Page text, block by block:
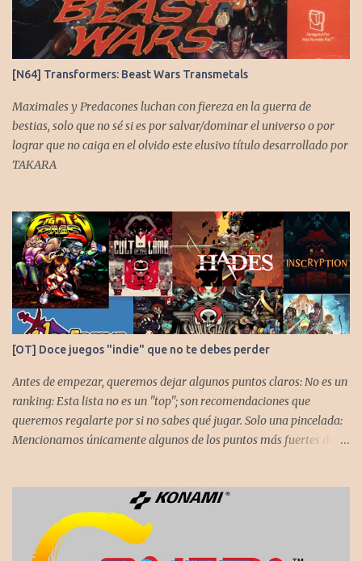
s
[N64] Transformers: Beast Wars Transmetals
Maximales y Predacones luchan con fiereza en la guerra de
bestias, solo que no sé si es por salvar/dominar el universo o por
lograr que no caiga en el olvido este elusivo título desarrollado por
TAKARA
[OT] Doce juegos "indie" que no te debes perder
Antes de empezar, queremos dejar algunos puntos claros: No es un
ranking: Esta lista no es un "top"; son recomendaciones que
queremos regalarte por si no sabes qué jugar. Solo una pincelada:
Mencionamos únicamente algunos de los puntos más fuertes de
asegurar que, al menos uno, se adapte a tus gustos. Si te gusta este
tipo de contenido, háznoslo saber para crear nuevas entradas con
otros doce juegos imprescindibles. Cuphead En la mente de los dos
hermanos desarrolladores, la idea de fusionar el arte de las